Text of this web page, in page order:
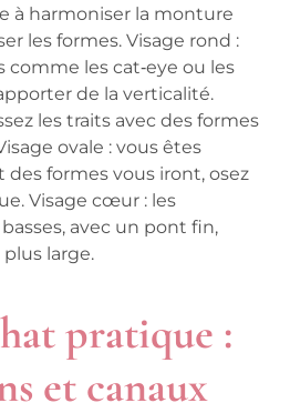
à harmoniser la monture
les formes. Visage rond :
comme les cat‑eye ou les
de la verticalité.
les traits avec des formes
ovale : vous êtes
des formes vous iront, osez
Visage cœur : les
avec un pont fin,
large.
pratique :
et canaux